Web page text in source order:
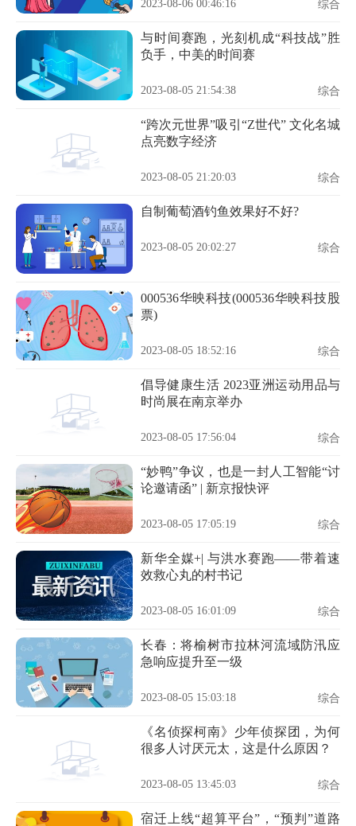
2023-08-06 00:46:16 综合
与时间赛跑，光刻机成“科技战”胜
负手，中美的时间赛
2023-08-05 21:54:38 综合
“跨次元世界”吸引“Z世代” 文化名城
点亮数字经济
2023-08-05 21:20:03 综合
自制葡萄酒钓鱼效果好不好?
2023-08-05 20:02:27 综合
000536华映科技(000536华映科技股
票)
2023-08-05 18:52:16 综合
倡导健康生活 2023亚洲运动用品与
时尚展在南京举办
2023-08-05 17:56:04 综合
“妙鸭”争议，也是一封人工智能“讨
论邀请函” | 新京报快评
2023-08-05 17:05:19 综合
新华全媒+| 与洪水赛跑——带着速
效救心丸的村书记
2023-08-05 16:01:09 综合
长春：将榆树市拉林河流域防汛应
急响应提升至一级
2023-08-05 15:03:18 综合
《名侦探柯南》少年侦探团，为何
很多人讨厌元太，这是什么原因？
2023-08-05 13:45:03 综合
宿迁上线“超算平台”，“预判”道路